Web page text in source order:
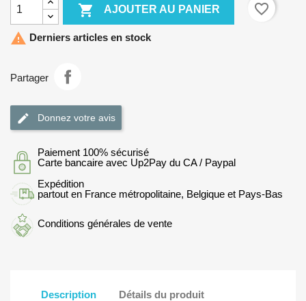
 AJOUTER AU PANIER
favorite_border
 Derniers articles en stock
Partager
Donnez votre avis
Paiement 100% sécurisé
Carte bancaire avec Up2Pay du CA / Paypal
Expédition
partout en France métropolitaine, Belgique et Pays-Bas
Conditions générales de vente
Description Détails du produit